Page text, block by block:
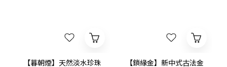
【暮朝煙】天然淡水珍珠
【鎖緣金】新中式古法金